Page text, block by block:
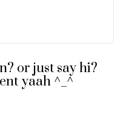
or just say hi?
yaah ^_^